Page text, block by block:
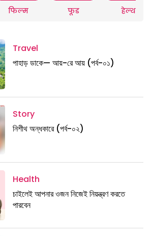
फिल्म फूड हेल्थ
Travel
পাহাড় ডাকে— আয়-রে আয় (পর্ব-০১)
Story
নিশীথ অন্ধকারে (পর্ব-০২)
Health
চাইলেই আপনার ওজন নিজেই নিয়ন্ত্রণ করতে
পারবেন